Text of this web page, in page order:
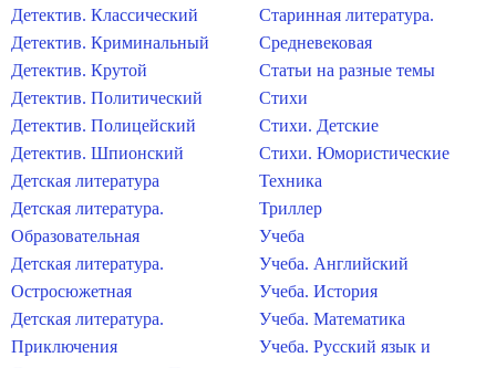
Детектив. Классический
Детектив. Криминальный
Детектив. Крутой
Детектив. Политический
Детектив. Полицейский
Детектив. Шпионский
Детская литература
Детская литература.
Образовательная
Детская литература.
Остросюжетная
Детская литература.
Приключения
Старинная литература.
Средневековая
Статьи на разные темы
Стихи
Стихи. Детские
Стихи. Юмористические
Техника
Триллер
Учеба
Учеба. Английский
Учеба. История
Учеба. Математика
Учеба. Русский язык и